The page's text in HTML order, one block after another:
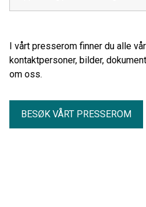
I vårt presserom finner du alle
kontaktpersoner, bilder,
om oss.
BESØK VÅRT PRESSEROM